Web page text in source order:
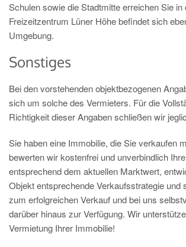
Schulen sowie die Stadtmitte erreichen Sie
Freizeitzentrum Lüner Höhe befindet sich
Umgebung.
Sonstiges
Bei den vorstehenden objektbezogenen
sich um solche des Vermieters. Für die
Richtigkeit dieser Angaben schließen wir
Sie haben eine Immobilie, die Sie verkaufen
bewerten wir kostenfrei und unverbindlich
entsprechend dem aktuellen Marktwert,
Objekt entsprechende Verkaufsstrategie und
zum erfolgreichen Verkauf und bei uns
darüber hinaus zur Verfügung. Wir
Vermietung Ihrer Immobilie!